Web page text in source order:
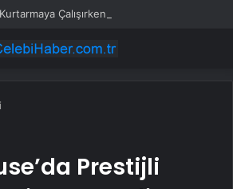
Çalışırken Bıçaklandı
Prestijli